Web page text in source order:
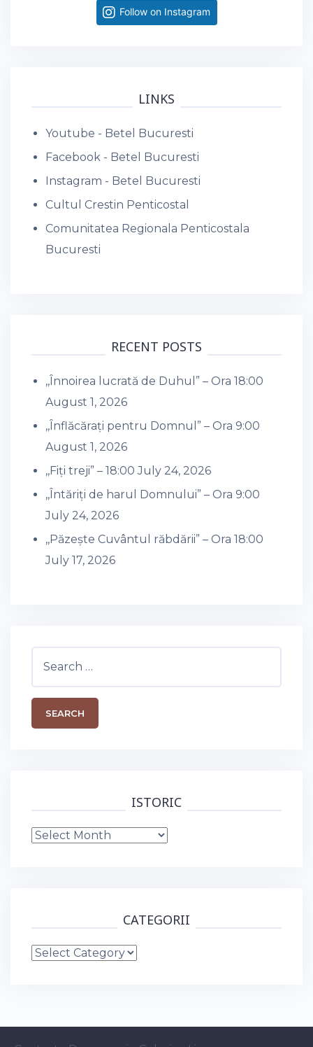
Follow on Instagram
LINKS
Youtube - Betel Bucuresti
Facebook - Betel Bucuresti
Instagram - Betel Bucuresti
Cultul Crestin Penticostal
Comunitatea Regionala Penticostala
Bucuresti
RECENT POSTS
,,Înnoirea lucrată de Duhul” – Ora 18:00
August 1, 2026
,,Înflăcărați pentru Domnul” – Ora 9:00
August 1, 2026
,,Fiți treji” – 18:00 July 24, 2026
,,Întăriți de harul Domnului” – Ora 9:00
July 24, 2026
,,Păzește Cuvântul răbdării” – Ora 18:00
July 17, 2026
ISTORIC
Istoric
CATEGORII
Categorii